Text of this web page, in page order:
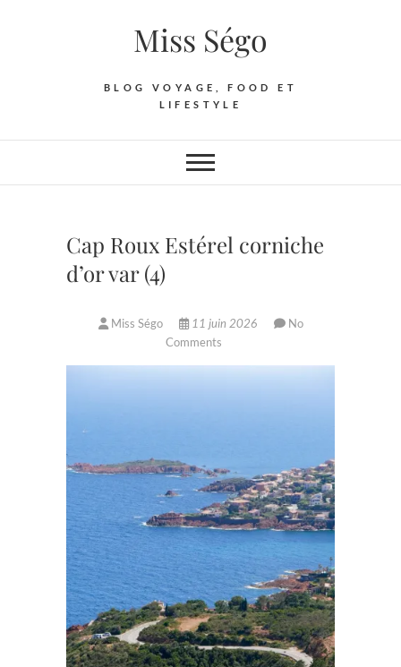
Miss Ségo
BLOG VOYAGE, FOOD ET
LIFESTYLE
Cap Roux Estérel corniche
d’or var (4)
Miss Ségo 11 juin 2026
No
Comments